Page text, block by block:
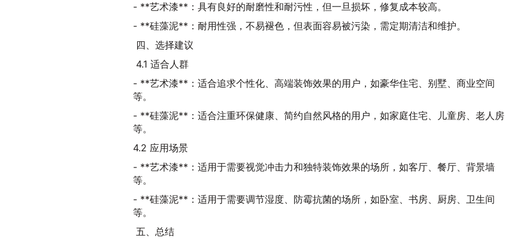
- **艺术漆**：具有良好的耐磨性和耐污性，但一旦损坏，修复成本较高。
- **硅藻泥**：耐用性强，不易褪色，但表面容易被污染，需定期清洁和维护。
四、选择建议
4.1 适合人群
- **艺术漆**：适合追求个性化、高端装饰效果的用户，如豪华住宅、别墅、商业空间
等。
- **硅藻泥**：适合注重环保健康、简约自然风格的用户，如家庭住宅、儿童房、老人房
等。
4.2 应用场景
- **艺术漆**：适用于需要视觉冲击力和独特装饰效果的场所，如客厅、餐厅、背景墙
等。
- **硅藻泥**：适用于需要调节湿度、防霉抗菌的场所，如卧室、书房、厨房、卫生间
等。
五、总结